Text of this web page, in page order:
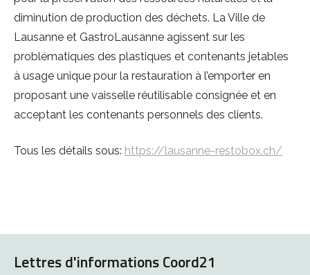
diminution de production des déchets. La Ville de
Lausanne et GastroLausanne agissent sur les
problématiques des plastiques et contenants jetables
à usage unique pour la restauration à l’emporter en
proposant une vaisselle réutilisable consignée et en
acceptant les contenants personnels des clients.
Tous les détails sous: https://lausanne-restobox.ch/
Lettres d'informations Coord21